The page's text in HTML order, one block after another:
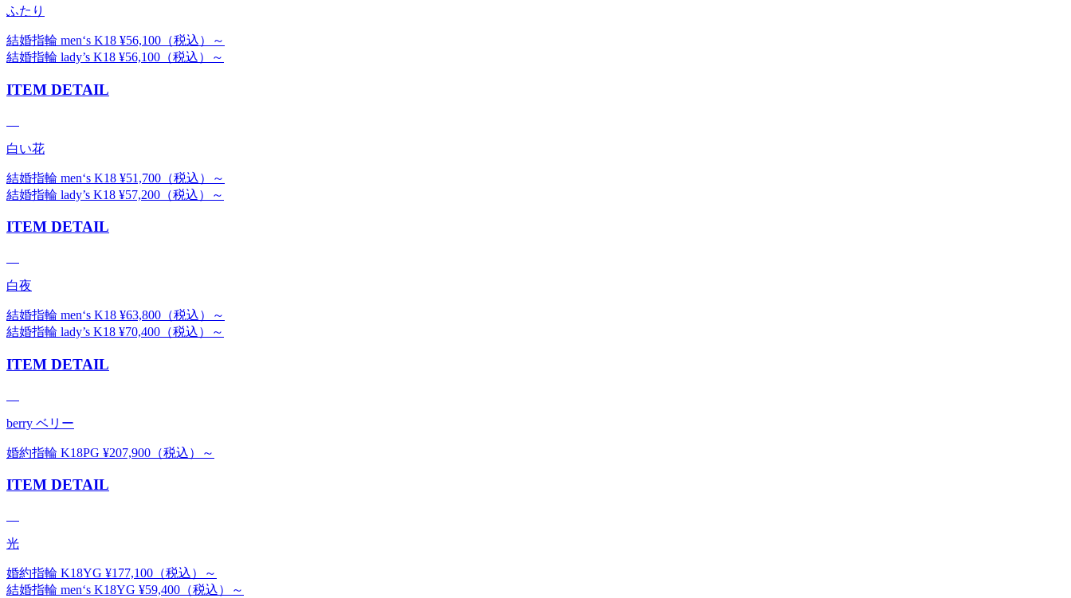
ふたり
結婚指輪 men‘s K18 ¥56,100（税込）～
結婚指輪 lady’s K18 ¥56,100（税込）～
ITEM DETAIL
白い花
結婚指輪 men‘s K18 ¥51,700（税込）～
結婚指輪 lady’s K18 ¥57,200（税込）～
ITEM DETAIL
白夜
結婚指輪 men‘s K18 ¥63,800（税込）～
結婚指輪 lady’s K18 ¥70,400（税込）～
ITEM DETAIL
berry ベリー
婚約指輪 K18PG ¥207,900（税込）～
ITEM DETAIL
光
婚約指輪 K18YG ¥177,100（税込）～
結婚指輪 men‘s K18YG ¥59,400（税込）～